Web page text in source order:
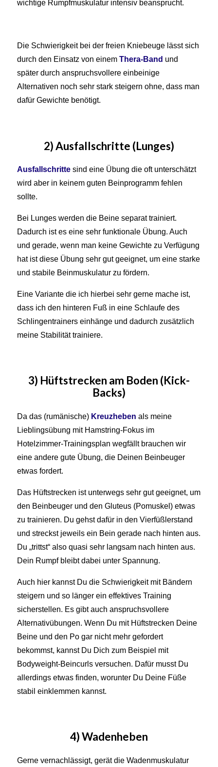
wichtige Rumpfmuskulatur intensiv beansprucht.
Die Schwierigkeit bei der freien Kniebeuge lässt sich
durch den Einsatz von einem Thera-Band und
später durch anspruchsvollere einbeinige
Alternativen noch sehr stark steigern ohne, dass man
dafür Gewichte benötigt.
2) Ausfallschritte (Lunges)
Ausfallschritte sind eine Übung die oft unterschätzt
wird aber in keinem guten Beinprogramm fehlen
sollte.
Bei Lunges werden die Beine separat trainiert.
Dadurch ist es eine sehr funktionale Übung. Auch
und gerade, wenn man keine Gewichte zu Verfügung
hat ist diese Übung sehr gut geeignet, um eine starke
und stabile Beinmuskulatur zu fördern.
Eine Variante die ich hierbei sehr gerne mache ist,
dass ich den hinteren Fuß in eine Schlaufe des
Schlingentrainers einhänge und dadurch zusätzlich
meine Stabilität trainiere.
3) Hüftstrecken am Boden (Kick-
Backs)
Da das (rumänische) Kreuzheben als meine
Lieblingsübung mit Hamstring-Fokus im
Hotelzimmer-Trainingsplan wegfällt brauchen wir
eine andere gute Übung, die Deinen Beinbeuger
etwas fordert.
Das Hüftstrecken ist unterwegs sehr gut geeignet, um
den Beinbeuger und den Gluteus (Pomuskel) etwas
zu trainieren. Du gehst dafür in den Vierfüßlerstand
und streckst jeweils ein Bein gerade nach hinten aus.
Du „trittst“ also quasi sehr langsam nach hinten aus.
Dein Rumpf bleibt dabei unter Spannung.
Auch hier kannst Du die Schwierigkeit mit Bändern
steigern und so länger ein effektives Training
sicherstellen. Es gibt auch anspruchsvollere
Alternativübungen. Wenn Du mit Hüftstrecken Deine
Beine und den Po gar nicht mehr gefordert
bekommst, kannst Du Dich zum Beispiel mit
Bodyweight-Beincurls versuchen. Dafür musst Du
allerdings etwas finden, worunter Du Deine Füße
stabil einklemmen kannst.
4) Wadenheben
Gerne vernachlässigt, gerät die Wadenmuskulatur